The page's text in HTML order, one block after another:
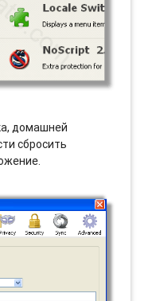
домашней
сбросить